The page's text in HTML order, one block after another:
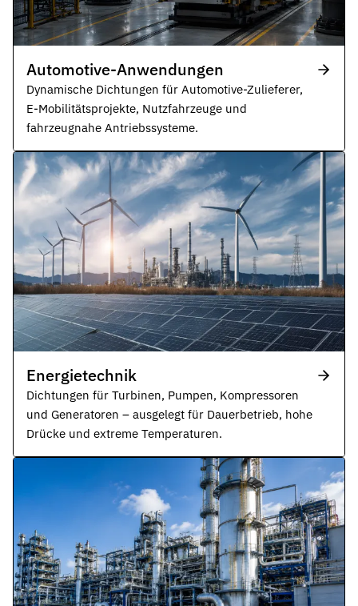
Automotive-Anwendungen
Dynamische Dichtungen für Automotive-Zulieferer,
E-Mobilitätsprojekte, Nutzfahrzeuge und
fahrzeugnahe Antriebssysteme.
Energietechnik
Dichtungen für Turbinen, Pumpen, Kompressoren
und Generatoren – ausgelegt für Dauerbetrieb, hohe
Drücke und extreme Temperaturen.